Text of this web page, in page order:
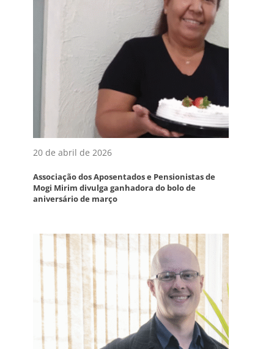
20 de abril de 2026
Associação dos Aposentados e Pensionistas de
Mogi Mirim divulga ganhadora do bolo de
aniversário de março